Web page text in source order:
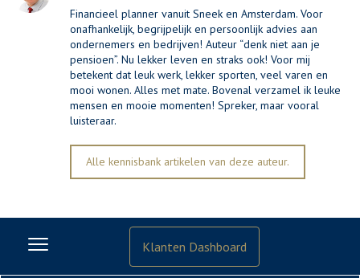
Financieel planner vanuit Sneek en Amsterdam. Voor
onafhankelijk, begrijpelijk en persoonlijk advies aan
ondernemers en bedrijven! Auteur “denk niet aan je
pensioen”. Nu lekker leven en straks ook! Voor mij
betekent dat leuk werk, lekker sporten, veel varen en
mooi wonen. Alles met mate. Bovenal verzamel ik leuke
mensen en mooie momenten! Spreker, maar vooral
luisteraar.
Alle kennisbank artikelen van deze auteur.
Klanten Dashboard